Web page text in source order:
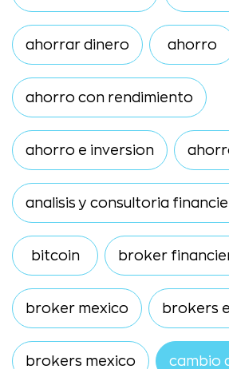
ahorrar dinero ahorro
ahorro con rendimiento
ahorro e inversion
analisis y consultoria
bitcoin broker
broker mexico brokers
brokers mexico cambio